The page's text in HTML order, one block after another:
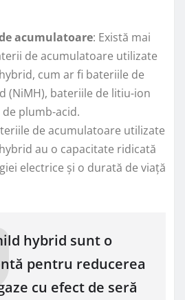
acumulatoare: Există mai
de acumulatoare utilizate
cum ar fi bateriile de
(NiMH), bateriile de litiu-ion
plumb-acid.
de acumulatoare utilizate
au o capacitate ridicată
electrice și o durată de viață
hybrid sunt o
pentru reducerea
cu efect de seră